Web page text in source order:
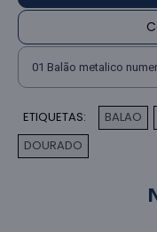
01 Balão metalico
ETIQUETAS: BALAO
DOURADO